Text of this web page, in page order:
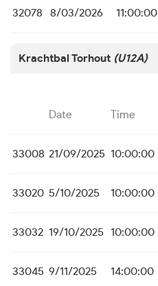
32078 8/03/2026 11:00:00
Krachtbal Torhout (U12A)
Date Time
33008 21/09/2025 10:00:00
33020 5/10/2025 10:00:00
33032 19/10/2025 10:00:00
33045 9/11/2025 14:00:00